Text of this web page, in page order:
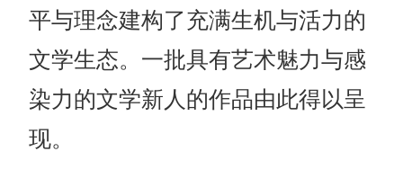
平与理念建构了充满生机与活力的
文学生态。一批具有艺术魅力与感
染力的文学新人的作品由此得以呈
现。